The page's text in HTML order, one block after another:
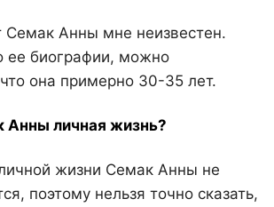
Семак Анны мне неизвестен.
ее биографии, можно
она примерно 30-35 лет.
Анны личная жизнь?
жизни Семак Анны не
поэтому нельзя точно сказать,